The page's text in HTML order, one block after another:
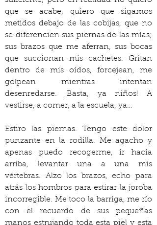
que se acabe, quiero que sigamos
metidos debajo de las cobijas, que no
se diferencien sus piernas de las mías;
sus brazos que me aferran, sus bocas
que succionan mis cachetes. Gritan
dentro de mis oídos, forcejean, me
golpean mientras intentan
desenredarse. ¡Basta, ya niños! A
vestirse, a comer, a la escuela, ya…
Estiro las piernas. Tengo este dolor
punzante en la rodilla. Me agacho y
apenas puedo recogerme, ir hacia
arriba, levantar una a una mis
vértebras. Alzo los brazos, echo para
atrás los hombros para estirar la joroba
incorregible. Me toco la barriga, me río
con el recuerdo de sus pequeñas
manos estrujando toda esta piel y esta